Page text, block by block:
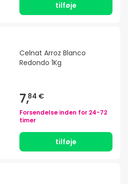
tilføje
Celnat Arroz Blanco
Redondo 1Kg
7,84 €
Forsendelse inden for 24-72
timer
tilføje